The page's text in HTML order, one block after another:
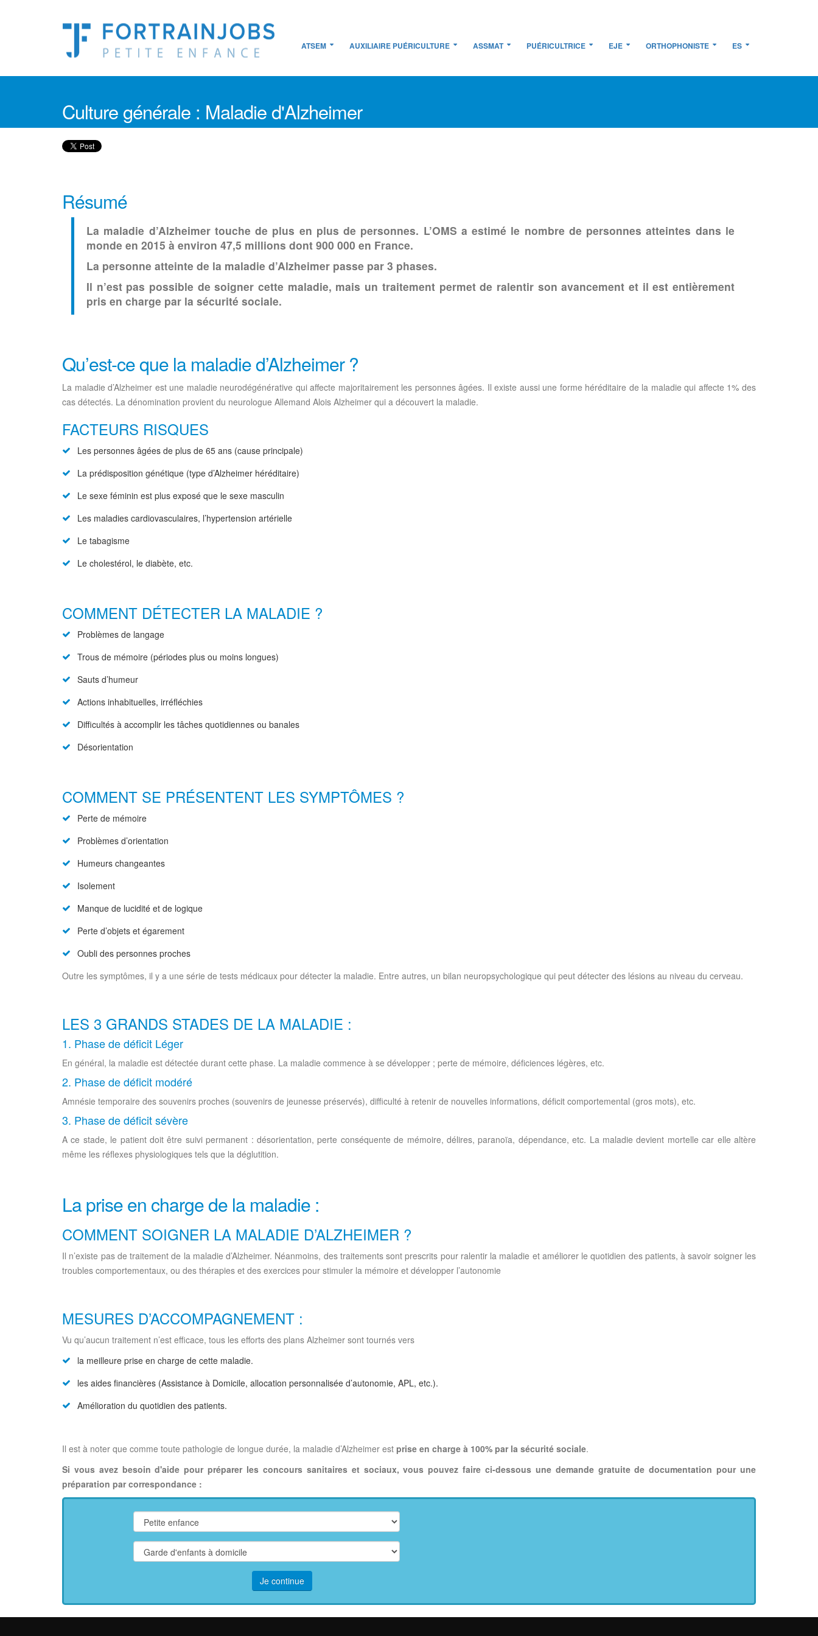
ATSEM AUXILIAIRE PUÉRICULTURE ASSMAT PUÉRICULTRICE EJE ORTHOPHONISTE ES
Culture générale : Maladie d'Alzheimer
Résumé
La maladie d’Alzheimer touche de plus en plus de personnes. L’OMS a estimé le nombre de personnes atteintes dans le
monde en 2015 à environ 47,5 millions dont 900 000 en France.
La personne atteinte de la maladie d’Alzheimer passe par 3 phases.
Il n’est pas possible de soigner cette maladie, mais un traitement permet de ralentir son avancement et il est entièrement
pris en charge par la sécurité sociale.
Qu’est-ce que la maladie d’Alzheimer ?
La maladie d’Alzheimer est une maladie neurodégénérative qui affecte majoritairement les personnes âgées. Il existe aussi une forme héréditaire de la maladie qui affecte 1% des
cas détectés. La dénomination provient du neurologue Allemand Alois Alzheimer qui a découvert la maladie.
FACTEURS RISQUES
Les personnes âgées de plus de 65 ans (cause principale)
La prédisposition génétique (type d’Alzheimer héréditaire)
Le sexe féminin est plus exposé que le sexe masculin
Les maladies cardiovasculaires, l’hypertension artérielle
Le tabagisme
Le cholestérol, le diabète, etc.
COMMENT DÉTECTER LA MALADIE ?
Problèmes de langage
Trous de mémoire (périodes plus ou moins longues)
Sauts d’humeur
Actions inhabituelles, irréfléchies
Difficultés à accomplir les tâches quotidiennes ou banales
Désorientation
COMMENT SE PRÉSENTENT LES SYMPTÔMES ?
Perte de mémoire
Problèmes d’orientation
Humeurs changeantes
Isolement
Manque de lucidité et de logique
Perte d’objets et égarement
Oubli des personnes proches
Outre les symptômes, il y a une série de tests médicaux pour détecter la maladie. Entre autres, un bilan neuropsychologique qui peut détecter des lésions au niveau du cerveau.
LES 3 GRANDS STADES DE LA MALADIE :
1. Phase de déficit Léger
En général, la maladie est détectée durant cette phase. La maladie commence à se développer ; perte de mémoire, déficiences légères, etc.
2. Phase de déficit modéré
Amnésie temporaire des souvenirs proches (souvenirs de jeunesse préservés), difficulté à retenir de nouvelles informations, déficit comportemental (gros mots), etc.
3. Phase de déficit sévère
A ce stade, le patient doit être suivi permanent : désorientation, perte conséquente de mémoire, délires, paranoïa, dépendance, etc. La maladie devient mortelle car elle altère
même les réflexes physiologiques tels que la déglutition.
La prise en charge de la maladie :
COMMENT SOIGNER LA MALADIE D’ALZHEIMER ?
Il n’existe pas de traitement de la maladie d’Alzheimer. Néanmoins, des traitements sont prescrits pour ralentir la maladie et améliorer le quotidien des patients, à savoir soigner les
troubles comportementaux, ou des thérapies et des exercices pour stimuler la mémoire et développer l’autonomie
MESURES D’ACCOMPAGNEMENT :
Vu qu’aucun traitement n’est efficace, tous les efforts des plans Alzheimer sont tournés vers
la meilleure prise en charge de cette maladie.
les aides financières (Assistance à Domicile, allocation personnalisée d’autonomie, APL, etc.).
Amélioration du quotidien des patients.
Il est à noter que comme toute pathologie de longue durée, la maladie d’Alzheimer est prise en charge à 100% par la sécurité sociale.
Si vous avez besoin d'aide pour préparer les concours sanitaires et sociaux, vous pouvez faire ci-dessous une demande gratuite de documentation pour une
préparation par correspondance :
Je continue